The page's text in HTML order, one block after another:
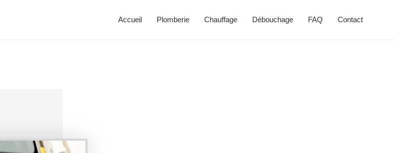
Accueil Plomberie Chauffage Débouchage FAQ Contact